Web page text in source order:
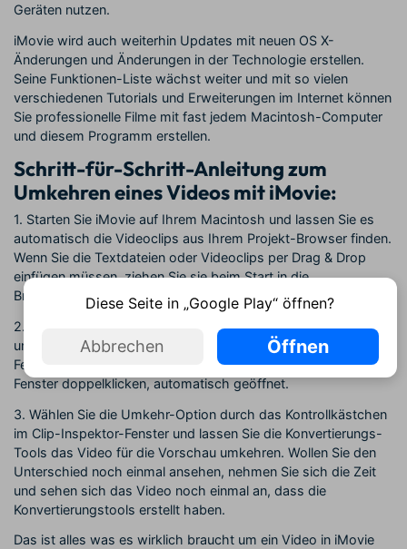
Geräten nutzen.
iMovie wird auch weiterhin Updates mit neuen OS X-
Änderungen und Änderungen in der Technologie erstellen.
Seine Funktionen-Liste wächst weiter und mit so vielen
verschiedenen Tutorials und Erweiterungen im Internet können
Sie professionelle Filme mit fast jedem Macintosh-Computer
und diesem Programm erstellen.
Schritt-für-Schritt-Anleitung zum
Umkehren eines Videos mit iMovie:
1. Starten Sie iMovie auf Ihrem Macintosh und lassen Sie es
automatisch die Videoclips aus Ihrem Projekt-Browser finden.
Wenn Sie die Textdateien oder Videoclips per Drag & Drop
einfügen müssen, ziehen Sie sie beim Start in die
Browserleiste.
2. Klicken Sie auf den Videoclip, welchen Sie umkehren wollen
und lassen Sie das Clip-Inspektor-Fenster offen. Dieses
Fenster wird für jedes Video, das Sie im Video-Browser-
Fenster doppelklicken, automatisch geöffnet.
3. Wählen Sie die Umkehr-Option durch das Kontrollkästchen
im Clip-Inspektor-Fenster und lassen Sie die Konvertierungs-
Tools das Video für die Vorschau umkehren. Wollen Sie den
Unterschied noch einmal ansehen, nehmen Sie sich die Zeit
und sehen sich das Video noch einmal an, dass die
Konvertierungstools erstellt haben.
Das ist alles was es wirklich braucht um ein Video in iMovie
Diese Seite in „Google Play“ öffnen?
Abbrechen Öffnen